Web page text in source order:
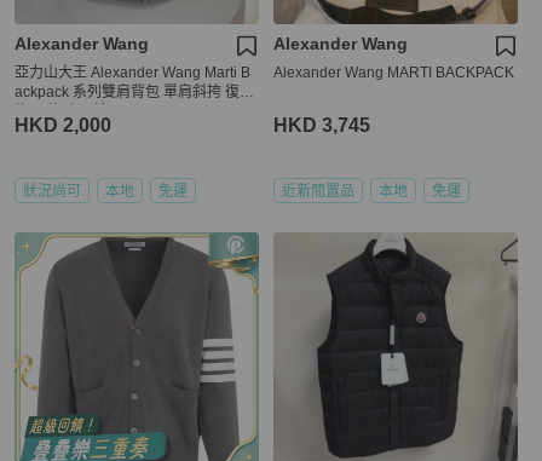
Alexander Wang
亞力山大王 Alexander Wang Marti B
ackpack 系列雙肩背包 單肩斜挎 復古
HKD 2,000
狀況尚可 本地 免運
Alexander Wang
Alexander Wang MARTI BACKPACK
HKD 3,745
近新閒置品 本地 免運